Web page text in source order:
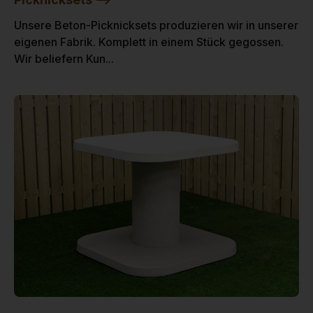
Unsere Beton-Picknicksets produzieren wir in unserer
eigenen Fabrik. Komplett in einem Stück gegossen.
Wir beliefern Kun...